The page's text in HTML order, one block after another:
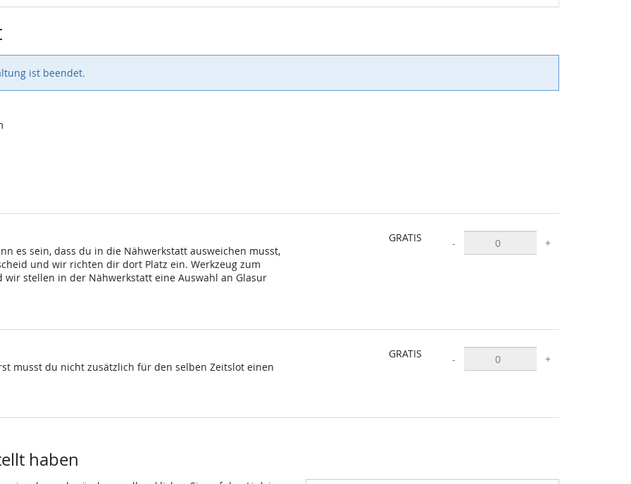
ist beendet.
es sein, dass du in die Nähwerkstatt ausweichen musst,
und wir richten dir dort Platz ein. Werkzeug zum
stellen in der Nähwerkstatt eine Auswahl an Glasur
GRATIS - +
musst du nicht zusätzlich für den selben Zeitslot einen
GRATIS - +
haben